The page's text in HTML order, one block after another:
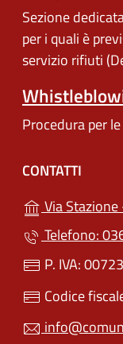
Sezione
per i quali è
servizio rifiuti
Procedura per
CONTATTI
Via
Telefono:
P. IVA:
Codice